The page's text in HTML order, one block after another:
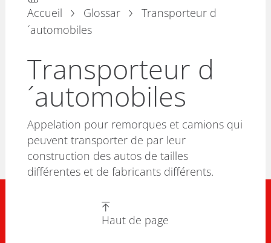
Accueil Glossar
Transporteur d
´automobiles
Transporteur d
´automobiles
Appelation pour remorques et camions qui
peuvent transporter de par leur
construction des autos de tailles
différentes et de fabricants différents.
Haut de page